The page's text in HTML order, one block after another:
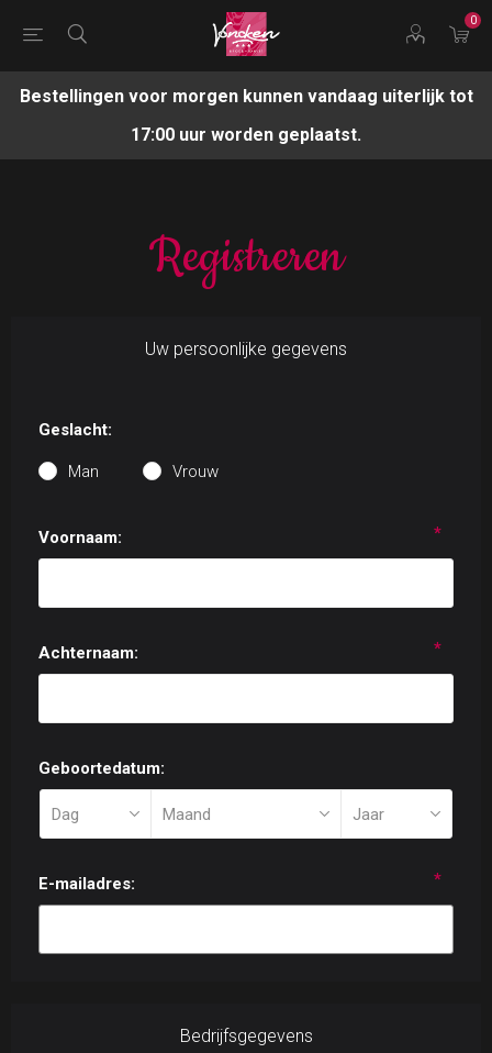
0
Bestellingen voor morgen kunnen vandaag uiterlijk tot
17:00 uur worden geplaatst.
Registreren
Uw persoonlijke gegevens
Geslacht:
Man Vrouw
Voornaam: *
Achternaam: *
Geboortedatum:
E-mailadres: *
Bedrijfsgegevens